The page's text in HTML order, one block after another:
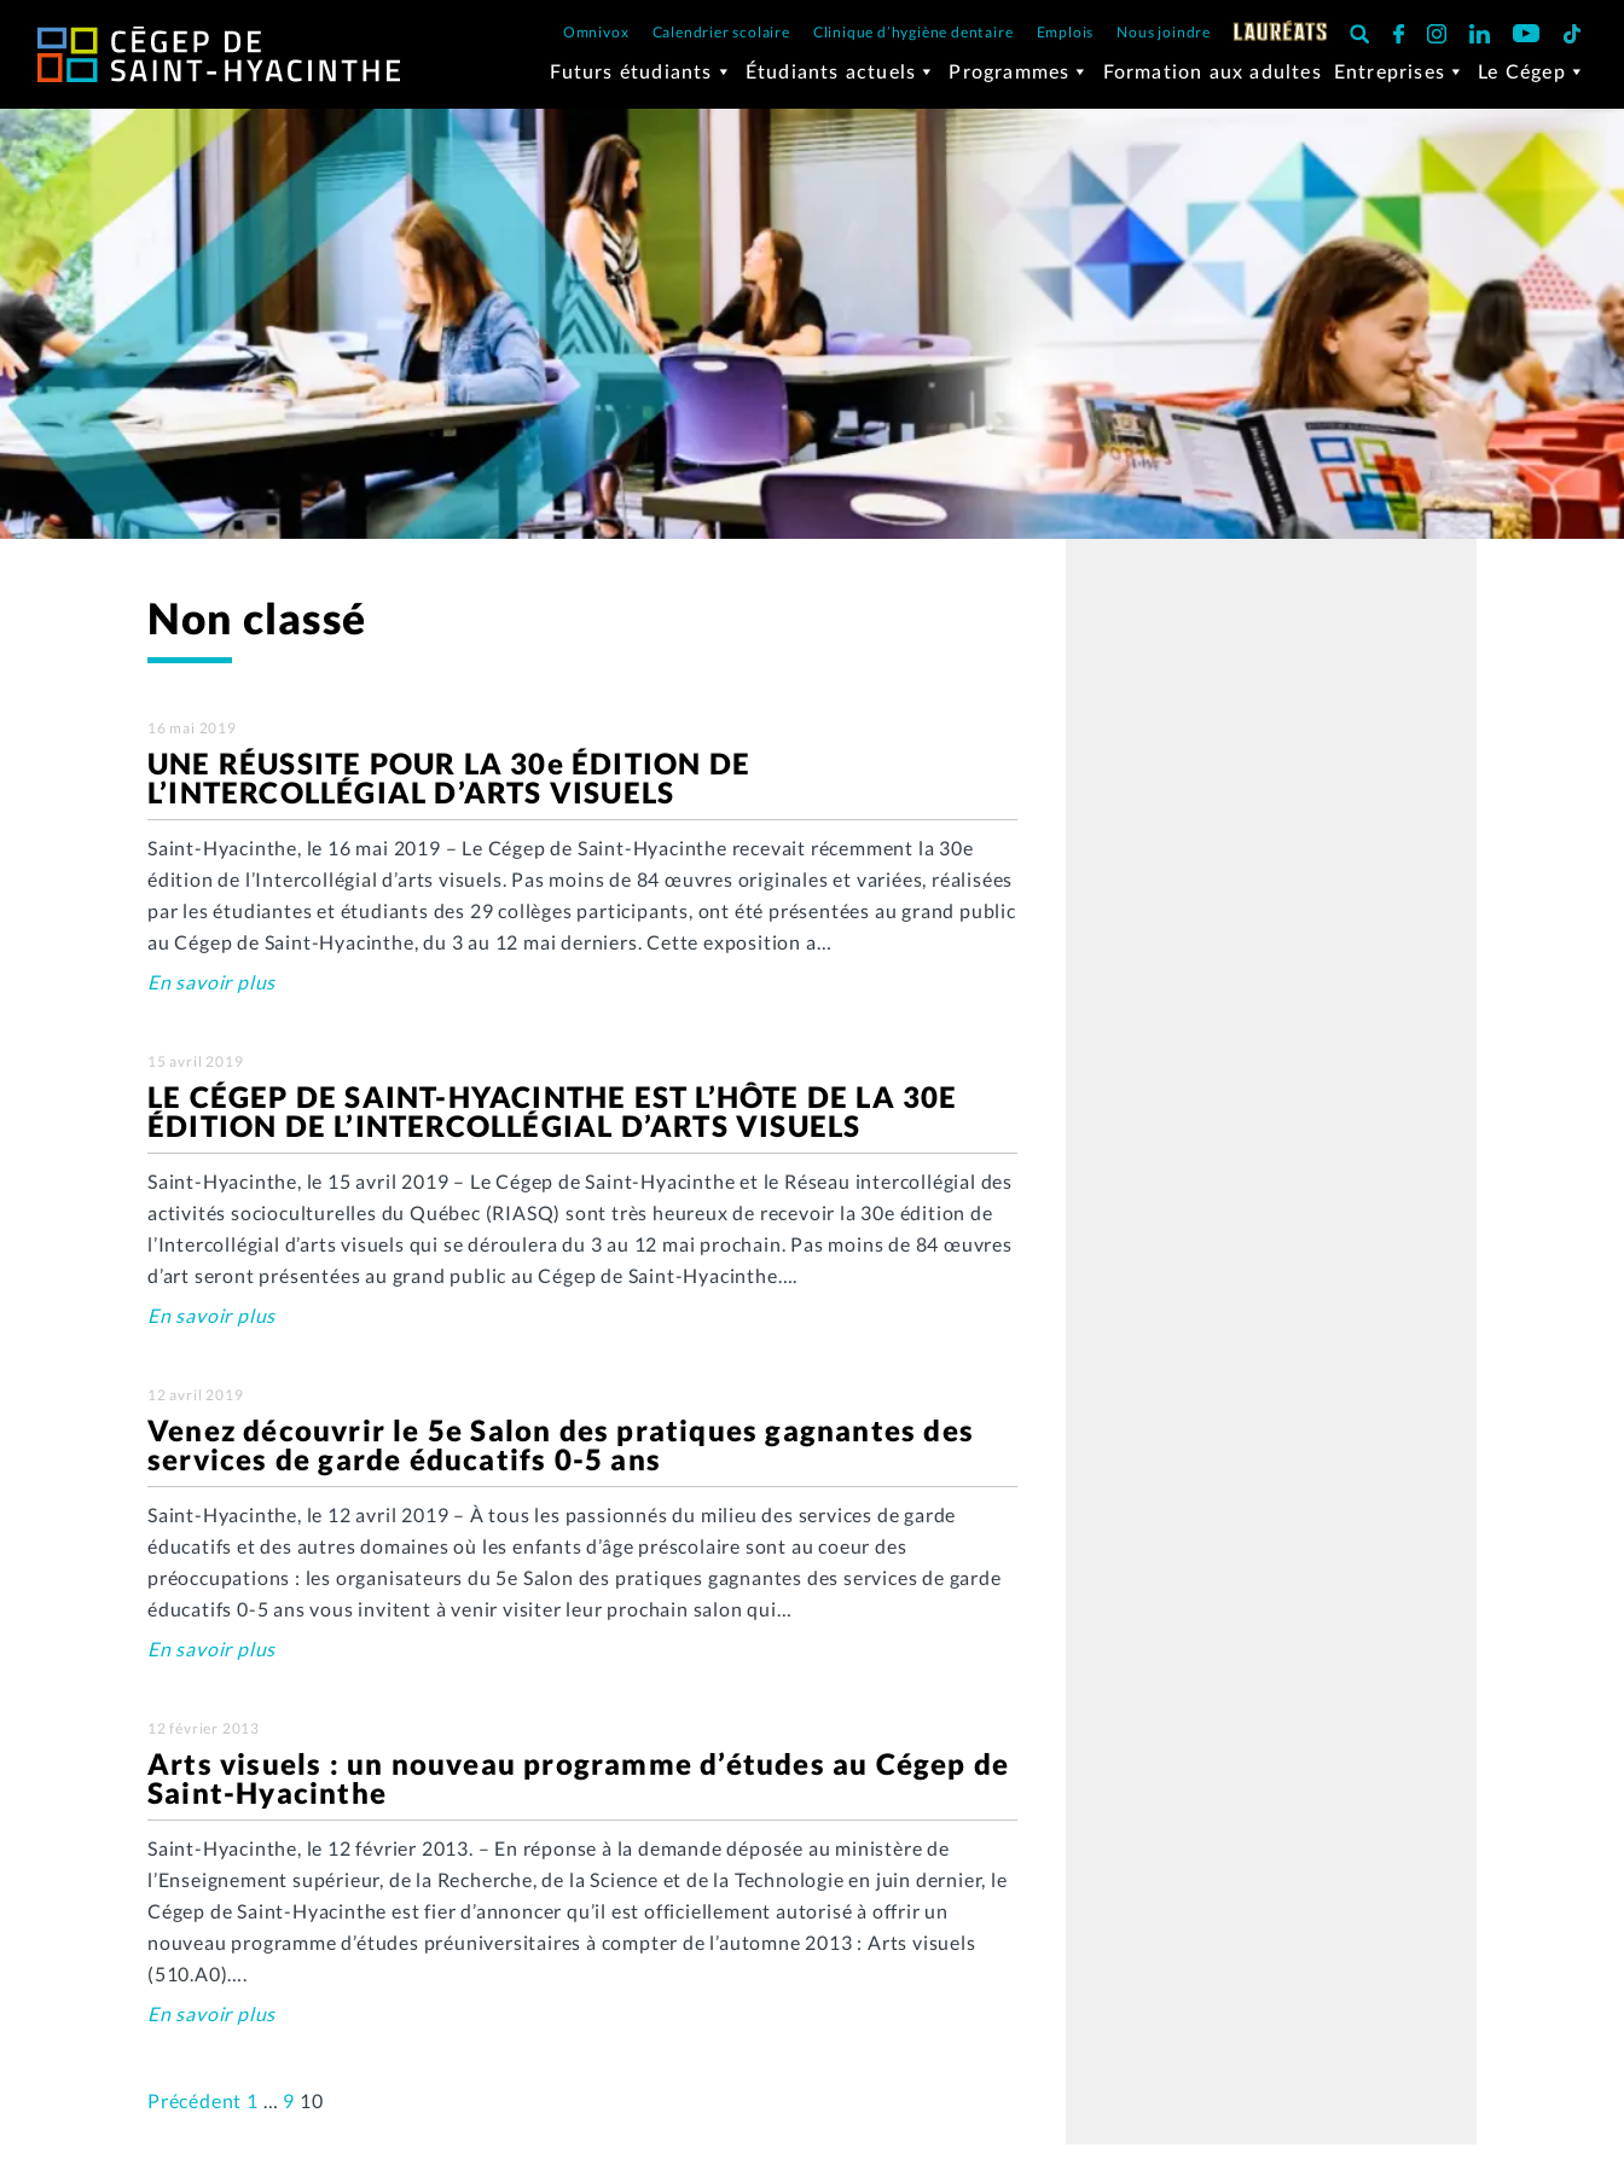
Omnivox Calendrier scolaire Clinique d’hygiène dentaire Emplois Nous joindre
Futurs étudiants Étudiants actuels Programmes Formation aux adultes Entreprises Le Cégep
Non classé
16 mai 2019
UNE RÉUSSITE POUR LA 30e ÉDITION DE
L’INTERCOLLÉGIAL D’ARTS VISUELS
Saint-Hyacinthe, le 16 mai 2019 – Le Cégep de Saint-Hyacinthe recevait récemment la 30e
édition de l’Intercollégial d’arts visuels. Pas moins de 84 œuvres originales et variées, réalisées
par les étudiantes et étudiants des 29 collèges participants, ont été présentées au grand public
au Cégep de Saint-Hyacinthe, du 3 au 12 mai derniers. Cette exposition a…
En savoir plus
15 avril 2019
LE CÉGEP DE SAINT-HYACINTHE EST L’HÔTE DE LA 30E
ÉDITION DE L’INTERCOLLÉGIAL D’ARTS VISUELS
Saint-Hyacinthe, le 15 avril 2019 – Le Cégep de Saint-Hyacinthe et le Réseau intercollégial des
activités socioculturelles du Québec (RIASQ) sont très heureux de recevoir la 30e édition de
l’Intercollégial d’arts visuels qui se déroulera du 3 au 12 mai prochain. Pas moins de 84 œuvres
d’art seront présentées au grand public au Cégep de Saint-Hyacinthe….
En savoir plus
12 avril 2019
Venez découvrir le 5e Salon des pratiques gagnantes des
services de garde éducatifs 0-5 ans
Saint-Hyacinthe, le 12 avril 2019 – À tous les passionnés du milieu des services de garde
éducatifs et des autres domaines où les enfants d’âge préscolaire sont au coeur des
préoccupations : les organisateurs du 5e Salon des pratiques gagnantes des services de garde
éducatifs 0-5 ans vous invitent à venir visiter leur prochain salon qui…
En savoir plus
12 février 2013
Arts visuels : un nouveau programme d’études au Cégep de
Saint-Hyacinthe
Saint-Hyacinthe, le 12 février 2013. – En réponse à la demande déposée au ministère de
l’Enseignement supérieur, de la Recherche, de la Science et de la Technologie en juin dernier, le
Cégep de Saint-Hyacinthe est fier d’annoncer qu’il est officiellement autorisé à offrir un
nouveau programme d’études préuniversitaires à compter de l’automne 2013 : Arts visuels
(510.A0)….
En savoir plus
Précédent 1 … 9 10